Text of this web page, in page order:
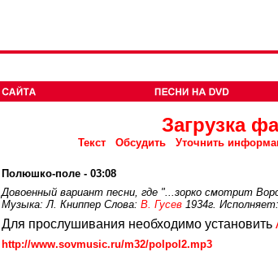
Загрузка
Текст Обсудить Уточнить
Полюшко-поле - 03:08
Довоенный вариант песни, где "...зорко смотрит
Музыка: Л. Книппер Слова: В. Гусев1934г.
Для прослушивания необходимо установить
http://www.sovmusic.ru/m32/polpol2.mp3